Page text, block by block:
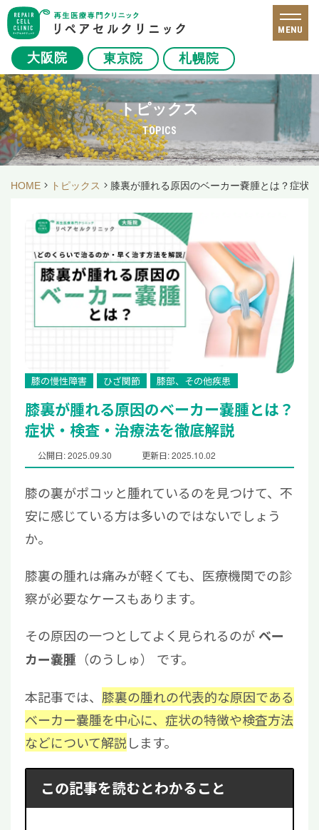
大阪院 東京院 札幌院
MENU
トピックス
TOPICS
HOME トピックス 膝裏が腫れる原因のベーカー嚢腫とは？症状
膝の慢性障害 ひざ関節 膝部、その他疾患
膝裏が腫れる原因のベーカー嚢腫とは？
症状・検査・治療法を徹底解説
公開日: 2025.09.30 更新日: 2025.10.02
膝の裏がポコッと腫れているのを見つけて、不
安に感じている方は多いのではないでしょう
か。
膝裏の腫れは痛みが軽くても、医療機関での診
察が必要なケースもあります。
その原因の一つとしてよく見られるのが ベー
カー嚢腫 （のうしゅ） です。
本記事では、 膝裏の腫れの代表的な原因である
ベーカー嚢腫を中心に、症状の特徴や検査方法
などについて解説します。
この記事を読むとわかること